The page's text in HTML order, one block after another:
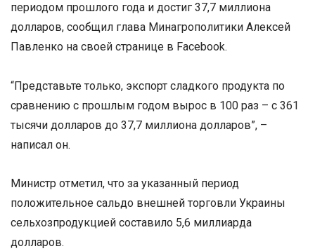
периодом прошлого года и достиг 37,7 миллиона
долларов, сообщил глава Минагрополитики Алексей
Павленко на своей странице в Facebook.
“Представьте только, экспорт сладкого продукта по
сравнению с прошлым годом вырос в 100 раз – с 361
тысячи долларов до 37,7 миллиона долларов”, –
написал он.
Министр отметил, что за указанный период
положительное сальдо внешней торговли Украины
сельхозпродукцией составило 5,6 миллиарда
долларов.